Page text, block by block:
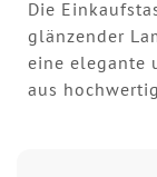
Die
glänzender
eine elegante
aus